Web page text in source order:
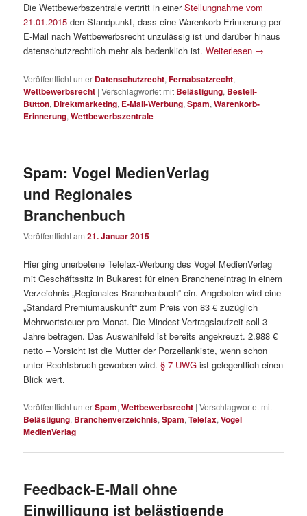
Die Wettbewerbszentrale vertritt in einerStellungnahme vom
21.01.2015 den Standpunkt, dass eine Warenkorb-Erinnerung per
E-Mail nach Wettbewerbsrecht unzulässig ist und darüber hinaus
datenschutzrechtlich mehr als bedenklich ist.Weiterlesen →
Veröffentlicht unter Datenschutzrecht,Fernabsatzrecht,
Wettbewerbsrecht |Verschlagwortet mit Belästigung, Bestell-
Button, Direktmarketing, E-Mail-Werbung,Spam,Warenkorb-
Erinnerung,Wettbewerbszentrale
Spam: Vogel MedienVerlag
und Regionales
Branchenbuch
Veröffentlicht am21. Januar 2015
Hier ging unerbetene Telefax-Werbung des Vogel MedienVerlag
mit Geschäftssitz in Bukarest für einen Brancheneintrag in einem
Verzeichnis „Regionales Branchenbuch“ ein. Angeboten wird eine
„Standard Premiumauskunft“ zum Preis von 83 € zuzüglich
Mehrwertsteuer pro Monat. Die Mindest-Vertragslaufzeit soll 3
Jahre betragen. Das Auswahlfeld ist bereits angekreuzt. 2.988 €
netto – Vorsicht ist die Mutter der Porzellankiste, wenn schon
unter Rechtsbruch geworben wird.§ 7 UWG ist gelegentlich einen
Blick wert.
Veröffentlicht unterSpam,Wettbewerbsrecht |Verschlagwortet mit
Belästigung, Branchenverzeichnis,Spam,Telefax,Vogel
MedienVerlag
Feedback-E-Mail ohne
Einwilligung ist belästigende